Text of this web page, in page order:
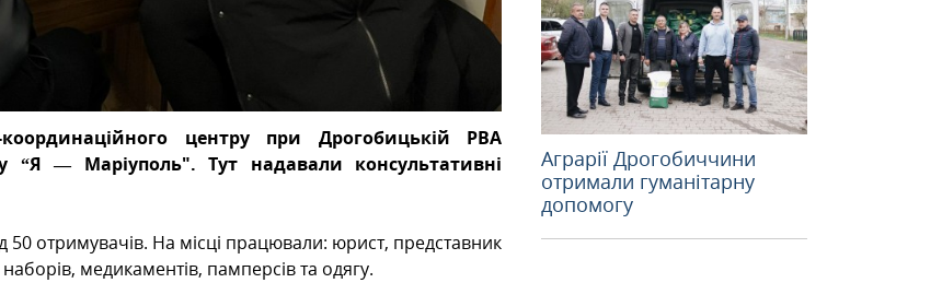
центру при Дрогобицькій РВА
“Я — Маріуполь". Тут надавали консультативні
отримувачів. На місці працювали: юрист, представник
медикаментів, памперсів та одягу.
Аграрії Дрогобиччини
отримали гуманітарну
допомогу